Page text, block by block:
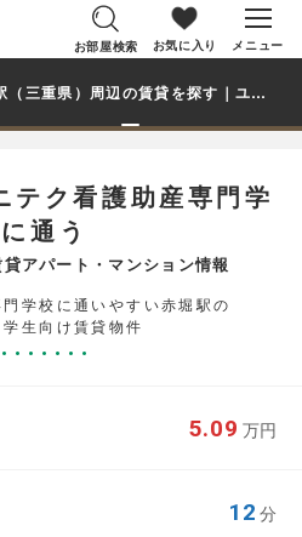
お部屋検索 お気に入り メニュー
【エイブル進学応援部】赤堀駅（三重県）周辺の賃貸を探す｜ユマニテク看護助産専門学校学生・大学生の一人暮らし向け賃貸マンション・アパート
テク看護助産専門学
通う
アパート・マンション情報
学校に通いやすい赤堀駅の
生向け賃貸物件
5.09 万円
12 分